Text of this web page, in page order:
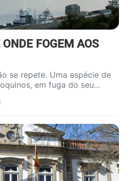
FOGEM AOS
se repete. Uma espécie de
em fuga do seu…
wp-
cmviseu-